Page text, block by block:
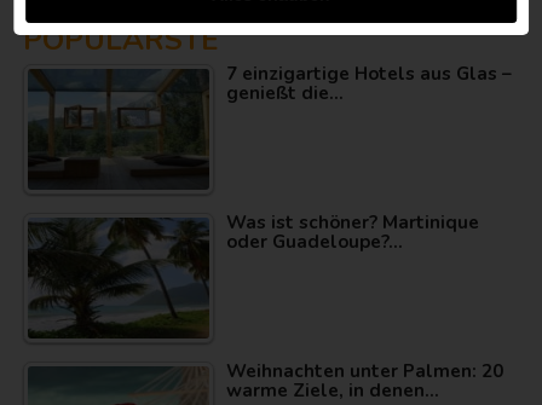
POPULÄRSTE
7 einzigartige Hotels aus Glas –
genießt die…
Was ist schöner? Martinique
oder Guadeloupe?…
Weihnachten unter Palmen: 20
warme Ziele, in denen…